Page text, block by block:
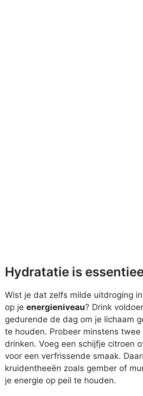
Hydratatie is
Wist je dat zelfs milde uitdroging
op je energieniveau? Drink
gedurende de dag om je lichaam
te houden. Probeer minstens
drinken. Voeg een schijfje citroen
voor een verfrissende smaak.
kruidentheeën zoals gember of
je energie op peil te houden.